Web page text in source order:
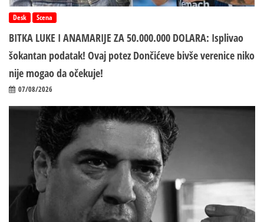
Desk Scena
BITKA LUKE I ANAMARIJE ZA 50.000.000 DOLARA: Isplivao
šokantan podatak! Ovaj potez Dončićeve bivše verenice niko
nije mogao da očekuje!
07/08/2026